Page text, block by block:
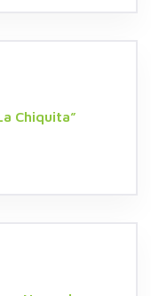
Chiquita”